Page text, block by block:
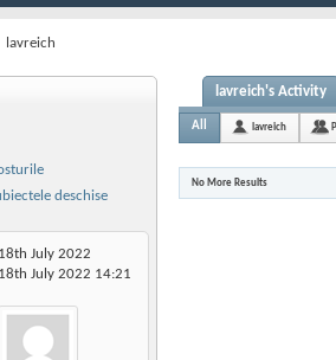
lavreich
deschise
18th July 2022
18th July 2022 14:21
lavreich's Activity
All lavreich
No More Results